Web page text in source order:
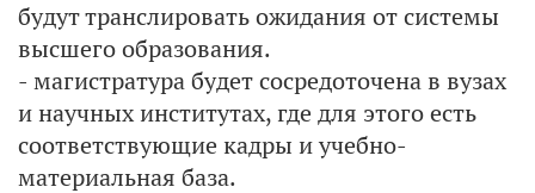
будут транслировать ожидания от системы
высшего образования.
- магистратура будет сосредоточена в вузах
и научных институтах, где для этого есть
соответствующие кадры и учебно-
материальная база.